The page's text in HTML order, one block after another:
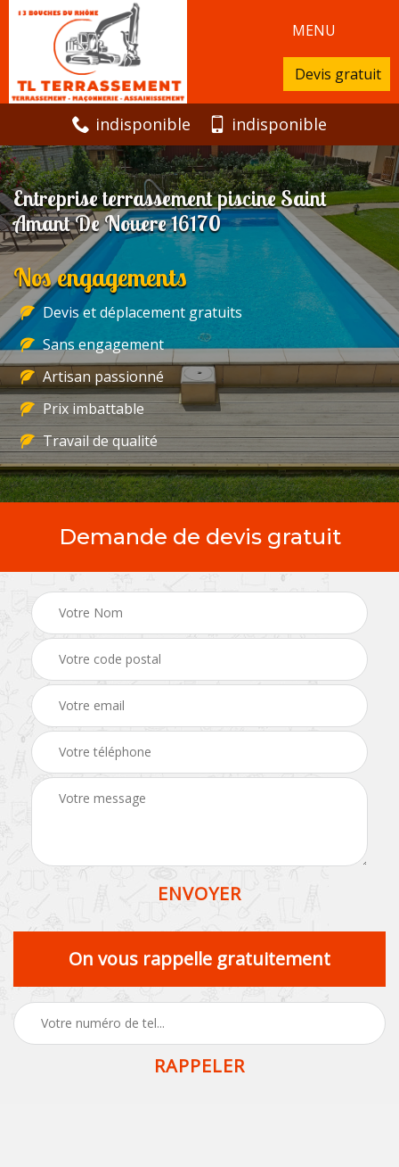
MENU
Devis gratuit
indisponible indisponible
Entreprise terrassement piscine Saint
Amant De Nouere 16170
Nos engagements
Devis et déplacement gratuits
Sans engagement
Artisan passionné
Prix imbattable
Travail de qualité
Demande de devis gratuit
On vous rappelle gratuitement